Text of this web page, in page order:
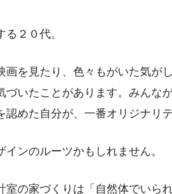
２０代。
画を見たり、色々もがいた気が
づいたことがあります。みんな
認めた自分が、一番オリジナリ
ンのルーツかもしれません。
室の家づくりは「自然体でい